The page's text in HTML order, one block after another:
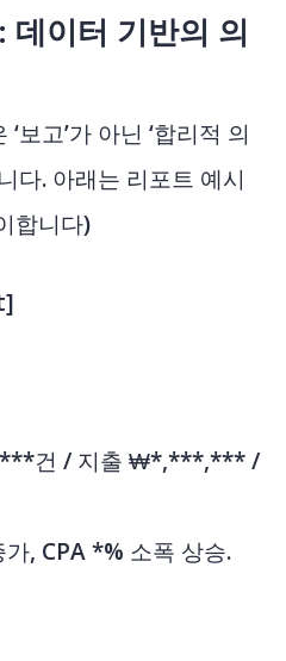
이터 기반의 의
보고’가 아닌 ‘합리적 의
다. 아래는 리포트 예시
합니다)
건 / 지출 ₩*,***,*** /
, CPA *% 소폭 상승.